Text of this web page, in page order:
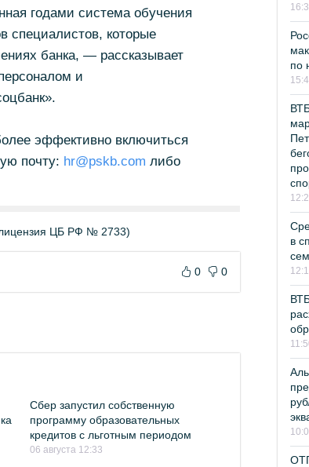
годами система обучения
специалистов, которые
банка, — рассказывает
и
эффективно включиться
почту: hr@pskb.com либо
ЦБ РФ № 2733)
0 0
Сбер запустил собственную
программу образовательных
кредитов с льготным периодом
06 августа 12:33
по
в